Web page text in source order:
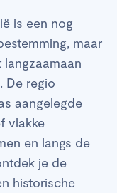
is een nog
maar
De regio
aangelegde
vlakke
en langs de
je de
historische